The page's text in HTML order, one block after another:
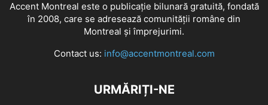
Accent Montreal este o publicație bilunară gratuită, fondată
în 2008, care se adresează comunităţii române din
Montreal şi împrejurimi.
Contact us: info@accentmontreal.com
URMĂRIȚI-NE